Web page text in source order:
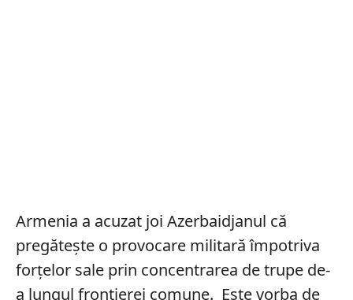
Armenia a acuzat joi Azerbaidjanul că
pregătește o provocare militară împotriva
forțelor sale prin concentrarea de trupe de-
a lungul frontierei comune. Este vorba de